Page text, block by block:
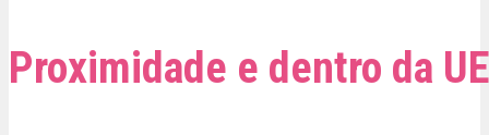
Proximidade e dentro da UE